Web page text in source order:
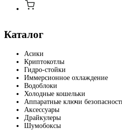
Каталог
Асики
Криптокотлы
Гидро-стойки
Иммерсионное охлаждение
Водоблоки
Холодные кошельки
Аппаратные ключи
Аксессуары
Драйкулеры
Шумобоксы